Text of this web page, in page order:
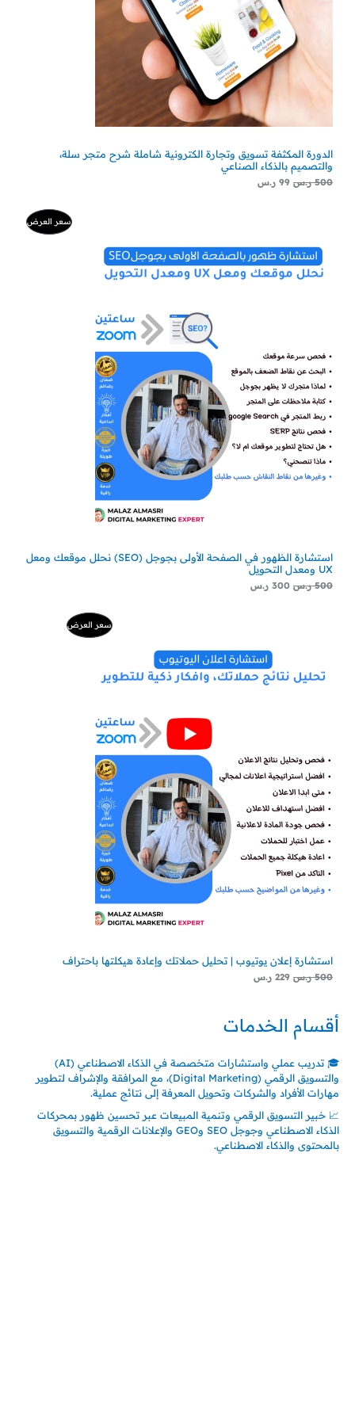
الدورة المكثفة تسويق وتجارة الكترونية شاملة شرح متجر سلة،
والتصميم بالذكاء الصناعي
500 ر.س 99 ر.س
سعر العرضمنتج
استشارة الظهور في الصفحة الأولى بجوجل (SEO) نحلل موقعك ومعل
UX ومعدل التحويل
500 ر.س
500 ر.س.
300 ر.س
300 ر.س.
سعر العرضمنتج
استشارة إعلان يوتيوب | تحليل حملاتك وإعادة هيكلتها باحتراف
500 ر.س 229 ر.س
229 ر.س.
أقسام الخدمات
🎓 تدريب عملي واستشارات متخصصة في الذكاء الاصطناعي (AI)
والتسويق الرقمي (Digital Marketing)، مع المرافقة والإشراف لتطوير
مهارات الأفراد والشركات وتحويل المعرفة إلى نتائج عملية.
📈 خبير التسويق الرقمي وتنمية المبيعات عبر تحسين ظهور بمحركات
الذكاء الاصطناعي وجوجل SEO وGEO والإعلانات الرقمية والتسويق
بالمحتوى والذكاء الاصطناعي.